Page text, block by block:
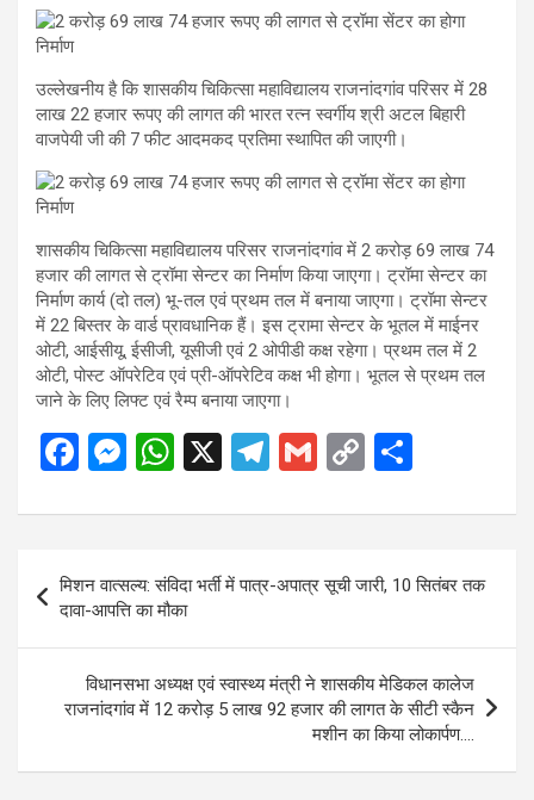
उल्लेखनीय है कि शासकीय चिकित्सा महाविद्यालय राजनांदगांव परिसर में 28
लाख 22 हजार रूपए की लागत की भारत रत्न स्वर्गीय श्री अटल बिहारी
वाजपेयी जी की 7 फीट आदमकद प्रतिमा स्थापित की जाएगी।
शासकीय चिकित्सा महाविद्यालय परिसर राजनांदगांव में 2 करोड़ 69 लाख 74
हजार की लागत से ट्रॉमा सेन्टर का निर्माण किया जाएगा। ट्रॉमा सेन्टर का
निर्माण कार्य (दो तल) भू-तल एवं प्रथम तल में बनाया जाएगा। ट्रॉमा सेन्टर
में 22 बिस्तर के वार्ड प्रावधानिक हैं। इस ट्रामा सेन्टर के भूतल में माईनर
ओटी, आईसीयू, ईसीजी, यूसीजी एवं 2 ओपीडी कक्ष रहेगा। प्रथम तल में 2
ओटी, पोस्ट ऑपरेटिव एवं प्री-ऑपरेटिव कक्ष भी होगा। भूतल से प्रथम तल
जाने के लिए लिफ्ट एवं रैम्प बनाया जाएगा।
F
ce
o
o
k
M
se
g
er
W
at
s
A
p
p
X
T
e
a
m
G
ail
C
py
Li
n
k
ar
e
Post
navigation
मिशन वात्सल्य: संविदा भर्ती में पात्र-अपात्र सूची जारी, 10 सितंबर तक
दावा-आपत्ति का मौका
विधानसभा अध्यक्ष एवं स्वास्थ्य मंत्री ने शासकीय मेडिकल कालेज
राजनांदगांव में 12 करोड़ 5 लाख 92 हजार की लागत के सीटी स्कैन
मशीन का किया लोकार्पण….